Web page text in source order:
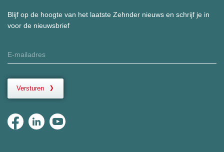
Blijf op de hoogte van het laatste Zehnder nieuws en schrijf je in
voor de nieuwsbrief
Versturen